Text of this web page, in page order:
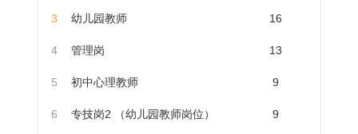
3 幼儿园教师 16
4 管理岗 13
5 初中心理教师 9
6 专技岗2 （幼儿园教师岗位） 9